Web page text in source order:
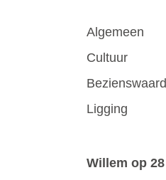
Algemeen
Cultuur
Ligging
Willem op